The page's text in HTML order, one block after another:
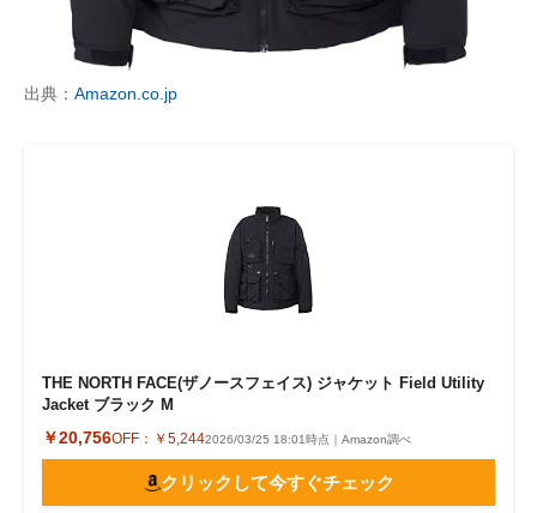
出典： Amazon.co.jp
THE NORTH FACE(ザノースフェイス) ジャケット Field Utility
Jacket ブラック M
￥20,756OFF： ￥5,2442026/03/25 18:01時点｜Amazon調べ
クリックして今すぐチェック